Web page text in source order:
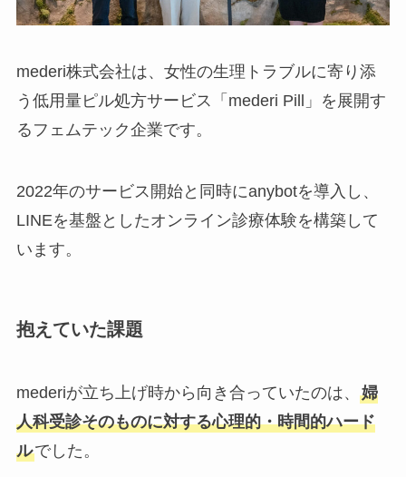
mederi株式会社は、女性の生理トラブルに寄り添
う低用量ピル処方サービス「mederi Pill」を展開す
るフェムテック企業です。
2022年のサービス開始と同時にanybotを導入し、
LINEを基盤としたオンライン診療体験を構築して
います。
抱えていた課題
mederiが立ち上げ時から向き合っていたのは、 婦
人科受診そのものに対する心理的・時間的ハード
ルでした。